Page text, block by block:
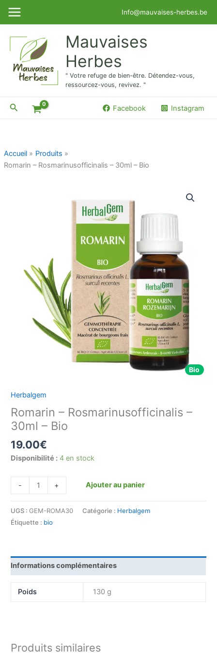
Info@mauvaises-herbes.be
Mauvaises
Herbes
" Votre refuge de bien-être. Détendez-vous,
ressourcez-vous, revivez. "
Rechercher Facebook Instagram
Accueil
Produits
Romarin – Rosmarinusofficinalis – 30ml – Bio
Bio
Herbalgem
Romarin – Rosmarinusofficinalis –
30ml – Bio
19.00€
Disponibilité : 4 en stock
- + Ajouter au panier
UGS : GEM-ROMA30 Catégorie : Herbalgem
Étiquette : bio
Informations complémentaires
Poids 130 g
Produits similaires